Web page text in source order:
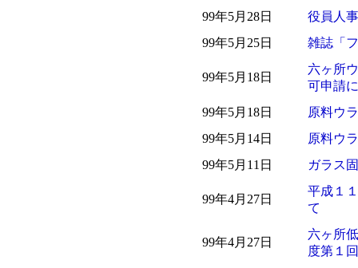
99年5月28日
役員人
99年5月25日
雑誌「
99年5月18日
六ヶ所
可申請
99年5月18日
原料ウ
99年5月14日
原料ウ
99年5月11日
ガラス
99年4月27日
平成１
て
99年4月27日
六ヶ所
度第１